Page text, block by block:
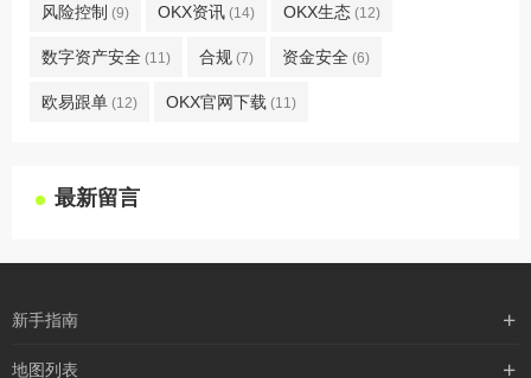
风险控制 (9) OKX资讯 (14) OKX生态 (12)
数字资产安全 (11) 合规 (7) 资金安全 (6)
欧易跟单 (12) OKX官网下载 (11)
最新留言
新手指南
购买流程
地图列表